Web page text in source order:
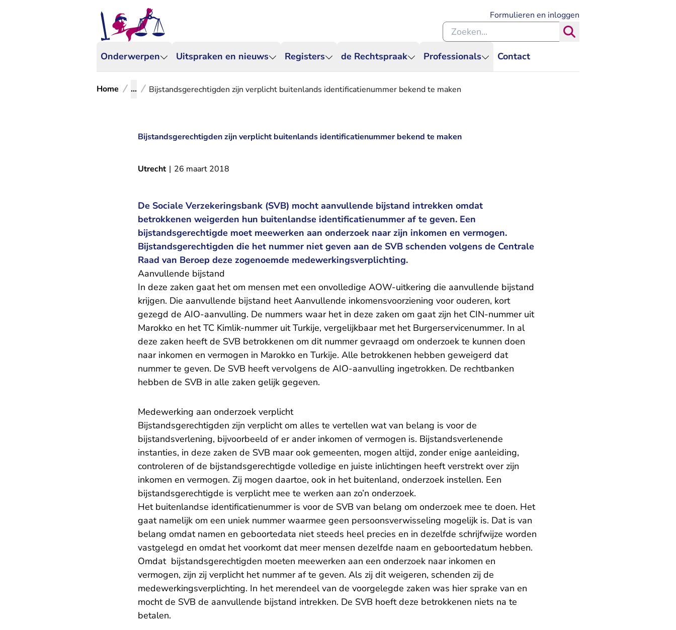
Onderwerpen Uitspraken en nieuws Registers de Rechtspraak Professionals Contact
Formulieren en inloggen
Zoeken binnen de Rechtspraak
Home ... Bijstandsgerechtigden zijn verplicht buitenlands identificatienummer bekend te maken
Bijstandsgerechtigden zijn verplicht buitenlands identificatienummer bekend te maken
Utrecht | 26 maart 2018
De Sociale Verzekeringsbank (SVB) mocht aanvullende bijstand intrekken omdat
betrokkenen weigerden hun buitenlandse identificatienummer af te geven. Een
bijstandsgerechtigde moet meewerken aan onderzoek naar zijn inkomen en vermogen.
Bijstandsgerechtigden die het nummer niet geven aan de SVB schenden volgens de Centrale
Raad van Beroep deze zogenoemde medewerkingsverplichting.
Aanvullende bijstand
In deze zaken gaat het om mensen met een onvolledige AOW-uitkering die aanvullende bijstand
krijgen. Die aanvullende bijstand heet Aanvullende inkomensvoorziening voor ouderen, kort
gezegd de AIO-aanvulling. De nummers waar het in deze zaken om gaat zijn het CIN-nummer uit
Marokko en het TC Kimlik-nummer uit Turkije, vergelijkbaar met het Burgerservicenummer. In al
deze zaken heeft de SVB betrokkenen om dit nummer gevraagd om onderzoek te kunnen doen
naar inkomen en vermogen in Marokko en Turkije. Alle betrokkenen hebben geweigerd dat
nummer te geven. De SVB heeft vervolgens de AIO-aanvulling ingetrokken. De rechtbanken
hebben de SVB in alle zaken gelijk gegeven.
Medewerking aan onderzoek verplicht
Bijstandsgerechtigden zijn verplicht om alles te vertellen wat van belang is voor de
bijstandsverlening, bijvoorbeeld of er ander inkomen of vermogen is. Bijstandsverlenende
instanties, in deze zaken de SVB maar ook gemeenten, mogen altijd, zonder enige aanleiding,
controleren of de bijstandsgerechtigde volledige en juiste inlichtingen heeft verstrekt over zijn
inkomen en vermogen. Zij mogen daartoe, ook in het buitenland, onderzoek instellen. Een
bijstandsgerechtigde is verplicht mee te werken aan zo’n onderzoek.
Het buitenlandse identificatienummer is voor de SVB van belang om onderzoek mee te doen. Het
gaat namelijk om een uniek nummer waarmee geen persoonsverwisseling mogelijk is. Dat is van
belang omdat namen en geboortedata niet steeds heel precies en in dezelfde schrijfwijze worden
vastgelegd en omdat het voorkomt dat meer mensen dezelfde naam en geboortedatum hebben.
Omdat bijstandsgerechtigden moeten meewerken aan een onderzoek naar inkomen en
vermogen, zijn zij verplicht het nummer af te geven. Als zij dit weigeren, schenden zij de
medewerkingsverplichting. In het merendeel van de voorgelegde zaken was hier sprake van en
mocht de SVB de aanvullende bijstand intrekken. De SVB hoeft deze betrokkenen niets na te
betalen.